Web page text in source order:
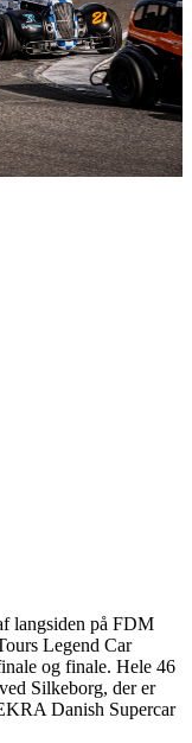
langsiden på FDM
Legend Car
og finale. Hele 46
Silkeborg, der er
Danish Supercar